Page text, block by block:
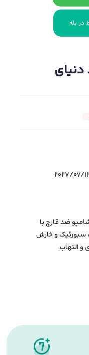
در بله
2 درصد دنیای
2027/07/
شامپو ضد قارچ با
سبورئیک و خارش
التهاب.